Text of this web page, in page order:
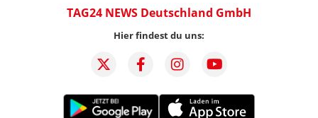
TAG24 NEWS Deutschland GmbH
Hier findest du uns: